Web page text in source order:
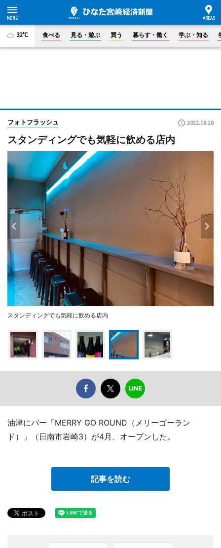
32°C 食べる 見る・遊ぶ 買う 暮らす・働く 学ぶ・知る
フォトフラッシュ 2022.08.28
スタンディングでも気軽に飲める店内
スタンディングでも気軽に飲める店内
油津にバー「MERRY GO ROUND（メリーゴーラン
ド）」（日南市岩崎3）が4月、オープンした。
記事を読む